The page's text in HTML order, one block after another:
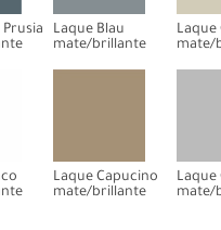
Prusia
Laque Blau
mate/brillante
Laque Capucino
mate/brillante
Laque
mate/
Laque
mate/